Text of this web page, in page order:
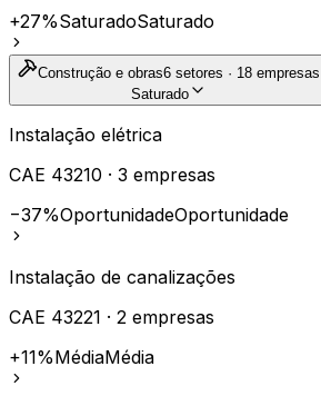
+27%SaturadoSaturado
Construção e obras6 setores · 18 empresas
Saturado
Instalação elétrica
CAE 43210 · 3 empresas
−37%OportunidadeOportunidade
Instalação de canalizações
CAE 43221 · 2 empresas
+11%MédiaMédia